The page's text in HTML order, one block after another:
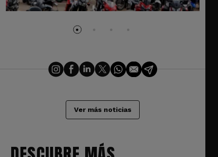
Ver más noticias